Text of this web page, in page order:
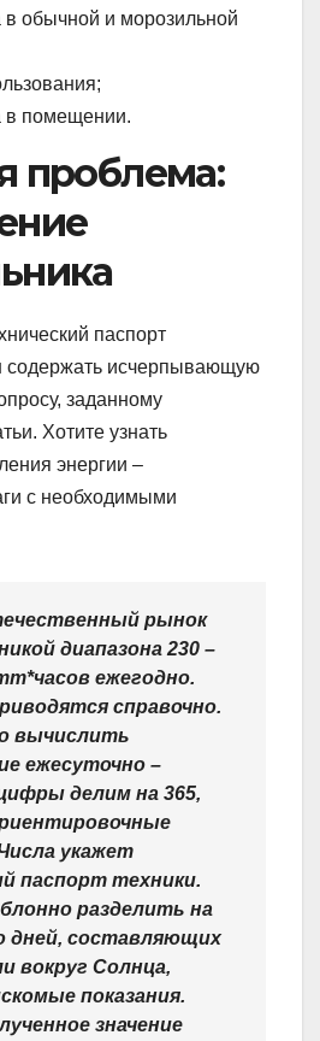
в обычной и морозильной
в помещении.
проблема:
паспорт
содержать исчерпывающую
заданному
Хотите узнать
энергии –
с необходимыми
рынок
диапазона 230 –
ежегодно.
справочно.
вычислить
ежесуточно –
делим на 365,
укажет
паспорт техники.
разделить на
дней, составляющих
вокруг Солнца,
показания.
значение